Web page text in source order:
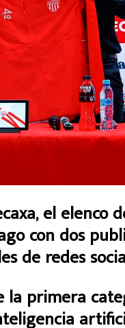
el
con dos
de redes
la primera